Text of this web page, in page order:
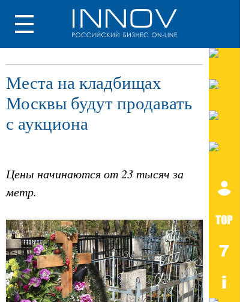
Места на кладбищах
Москвы будут продавать
с аукциона
Цены начинаются от 23 тысяч за
метр.